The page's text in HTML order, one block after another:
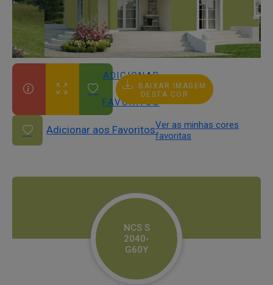
ADICIONAR
AOS
FAVORITOS
BAIXAR IMAGEM
DESTA COR
Adicionar aos FavoritosVer as minhas cores
favoritas
NCS S
2040-
G60Y